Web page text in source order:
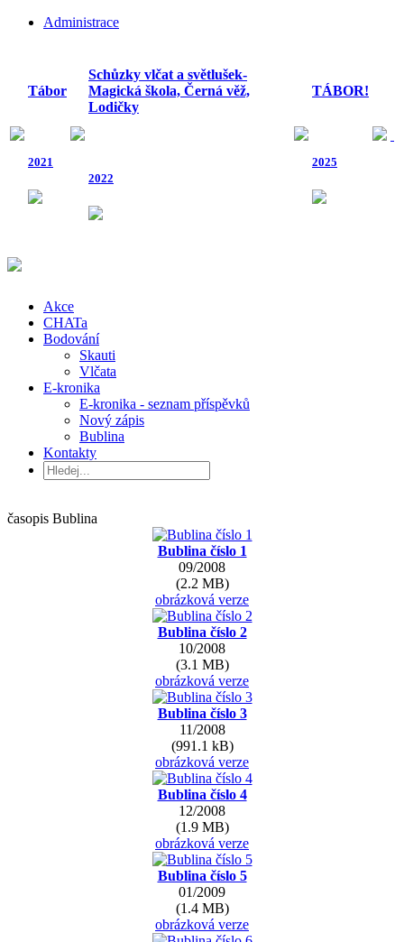
Administrace
Tábor
2021
Schůzky vlčat a světlušek-
Magická škola, Černá věž,
Lodičky
2022
TÁBOR!
2025
Akce
CHATa
Bodování
Skauti
Vlčata
E-kronika
E-kronika - seznam příspěvků
Nový zápis
Bublina
Kontakty
časopis Bublina
Bublina číslo 1
09/2008
(2.2 MB)
obrázková verze
Bublina číslo 2
10/2008
(3.1 MB)
obrázková verze
Bublina číslo 3
11/2008
(991.1 kB)
obrázková verze
Bublina číslo 4
12/2008
(1.9 MB)
obrázková verze
Bublina číslo 5
01/2009
(1.4 MB)
obrázková verze